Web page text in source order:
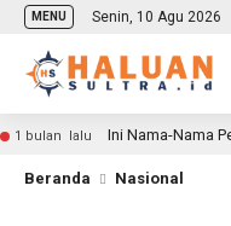
MENU Senin, 10 Agu 2026
1 bulan lalu Ini Nama-Nama
Beranda Nasional